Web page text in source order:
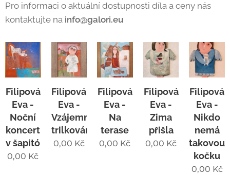
Pro informaci o aktuální dostupnosti díla a ceny nás
kontaktujte na info@galori.eu
Filipová
Eva -
Noční
koncert
v šapitó
0,00 Kč
Filipová
Eva -
Vzájemné
trilkování
0,00 Kč
Filipová
Eva -
Na
terase
0,00 Kč
Filipová
Eva -
Zima
přišla
0,00 Kč
Filipová
Eva -
Nikdo
nemá
takovou
kočku
0,00 Kč